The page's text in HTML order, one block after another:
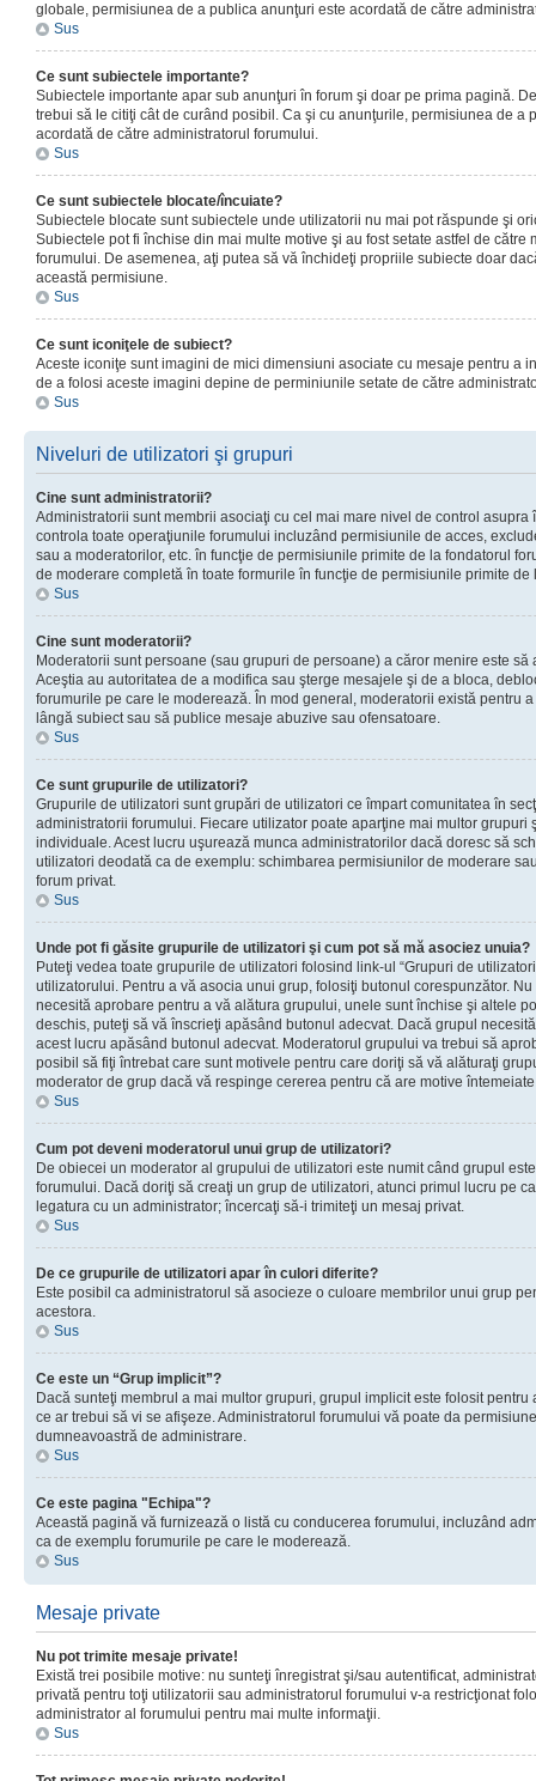
globale, permisiunea de a publica anunţuri este acordată de către
Sus
Ce sunt subiectele importante?
Subiectele importante apar sub anunţuri în forum şi doar pe prima pagină.
trebui să le citiţi cât de curând posibil. Ca şi cu anunţurile, permisiunea de a
acordată de către administratorul forumului.
Sus
Ce sunt subiectele blocate/încuiate?
Subiectele blocate sunt subiectele unde utilizatorii nu mai pot răspunde şi
Subiectele pot fi închise din mai multe motive şi au fost setate astfel de către
forumului. De asemenea, aţi putea să vă închideţi propriile subiecte doar
această permisiune.
Sus
Ce sunt iconiţele de subiect?
Aceste iconiţe sunt imagini de mici dimensiuni asociate cu mesaje pentru a
de a folosi aceste imagini depine de perminiunile setate de către
Sus
Niveluri de utilizatori şi grupuri
Cine sunt administratorii?
Administratorii sunt membrii asociaţi cu cel mai mare nivel de control asupra
controla toate operaţiunile forumului incluzând permisiunile de acces,
sau a moderatorilor, etc. în funcţie de permisiunile primite de la fondatorul
de moderare completă în toate formurile în funcţie de permisiunile primite de
Sus
Cine sunt moderatorii?
Moderatorii sunt persoane (sau grupuri de persoane) a căror menire este
Aceştia au autoritatea de a modifica sau şterge mesajele şi de a bloca,
forumurile pe care le moderează. În mod general, moderatorii există pentru
lângă subiect sau să publice mesaje abuzive sau ofensatoare.
Sus
Ce sunt grupurile de utilizatori?
Grupurile de utilizatori sunt grupări de utilizatori ce împart comunitatea în
administratorii forumului. Fiecare utilizator poate aparţine mai multor grupuri
individuale. Acest lucru uşurează munca administratorilor dacă doresc să
utilizatori deodată ca de exemplu: schimbarea permisiunilor de moderare
forum privat.
Sus
Unde pot fi găsite grupurile de utilizatori şi cum pot să mă asociez unuia?
Puteţi vedea toate grupurile de utilizatori folosind link-ul “Grupuri de
utilizatorului. Pentru a vă asocia unui grup, folosiţi butonul corespunzător.
necesită aprobare pentru a vă alătura grupului, unele sunt închise şi altele
deschis, puteţi să vă înscrieţi apăsând butonul adecvat. Dacă grupul
acest lucru apăsând butonul adecvat. Moderatorul grupului va trebui să
posibil să fiţi întrebat care sunt motivele pentru care doriţi să vă alăturaţi
moderator de grup dacă vă respinge cererea pentru că are motive
Sus
Cum pot deveni moderatorul unui grup de utilizatori?
De obiecei un moderator al grupului de utilizatori este numit când grupul
forumului. Dacă doriţi să creaţi un grup de utilizatori, atunci primul lucru pe
legatura cu un administrator; încercaţi să-i trimiteţi un mesaj privat.
Sus
De ce grupurile de utilizatori apar în culori diferite?
Este posibil ca administratorul să asocieze o culoare membrilor unui grup
acestora.
Sus
Ce este un “Grup implicit”?
Dacă sunteţi membrul a mai multor grupuri, grupul implicit este folosit
ce ar trebui să vi se afişeze. Administratorul forumului vă poate da
dumneavoastră de administrare.
Sus
Ce este pagina "Echipa"?
Această pagină vă furnizează o listă cu conducerea forumului, incluzând
ca de exemplu forumurile pe care le moderează.
Sus
Mesaje private
Nu pot trimite mesaje private!
Există trei posibile motive: nu sunteţi înregistrat şi/sau autentificat,
privată pentru toţi utilizatorii sau administratorul forumului v-a restricţionat
administrator al forumului pentru mai multe informaţii.
Sus